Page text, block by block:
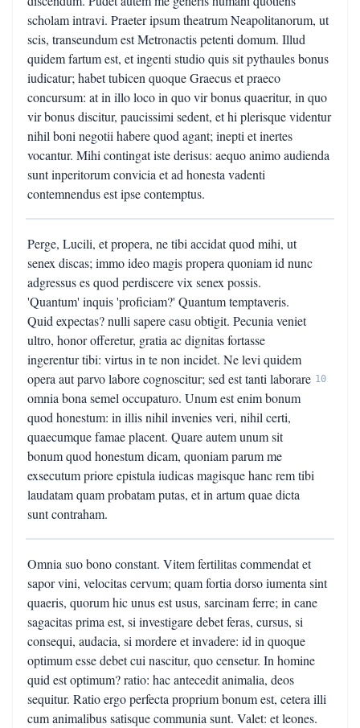
scholam intravi. Praeter ipsum theatrum Neapolitanorum, ut
scis, transeundum est Metronactis petenti domum. Illud
quidem fartum est, et ingenti studio quis sit pythaules bonus
iudicatur; habet tubicen quoque Graecus et praeco
concursum: at in illo loco in quo vir bonus quaeritur, in quo
vir bonus discitur, paucissimi sedent, et hi plerisque videntur
nihil boni negotii habere quod agant; inepti et inertes
vocantur. Mihi contingat iste derisus: aequo animo audienda
sunt inperitorum convicia et ad honesta vadenti
contemnendus est ipse contemptus.
Perge, Lucili, et propera, ne tibi accidat quod mihi, ut
senex discas; immo ideo magis propera quoniam id nunc
adgressus es quod perdiscere vix senex possis.
'Quantum' inquis 'proficiam?' Quantum temptaveris.
Quid expectas? nulli sapere casu obtigit. Pecunia veniet
ultro, honor offeretur, gratia ac dignitas fortasse
ingerentur tibi: virtus in te non incidet. Ne levi quidem
opera aut parvo labore cognoscitur; sed est tanti laborare
omnia bona semel occupaturo. Unum est enim bonum
quod honestum: in illis nihil invenies veri, nihil certi,
quaecumque famae placent. Quare autem unum sit
bonum quod honestum dicam, quoniam parum me
exsecutum priore epistula iudicas magisque hanc rem tibi
laudatam quam probatam putas, et in artum quae dicta
sunt contraham.
10
Omnia suo bono constant. Vitem fertilitas commendat et
sapor vini, velocitas cervum; quam fortia dorso iumenta sint
quaeris, quorum hic unus est usus, sarcinam ferre; in cane
sagacitas prima est, si investigare debet feras, cursus, si
consequi, audacia, si mordere et invadere: id in quoque
optimum esse debet cui nascitur, quo censetur. In homine
quid est optimum? ratio: hac antecedit animalia, deos
sequitur. Ratio ergo perfecta proprium bonum est, cetera illi
cum animalibus satisque communia sunt. Valet: et leones.